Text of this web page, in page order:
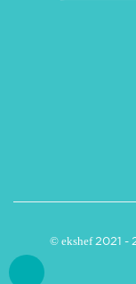
© ekshef 2021 -